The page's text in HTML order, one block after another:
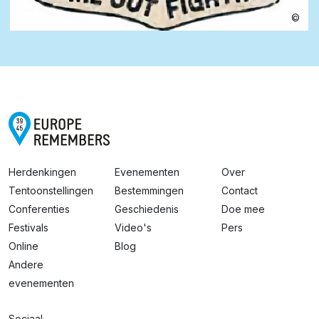
©
Herdenkingen
Tentoonstellingen
Conferenties
Festivals
Online
Andere
evenementen
Evenementen
Bestemmingen
Geschiedenis
Video's
Blog
Over
Contact
Doe mee
Pers